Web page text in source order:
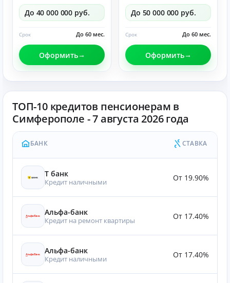
До 40 000 000 руб.
До 60 мес.
Срок
Оформить
До 50 000 000 руб.
До 60 мес.
Срок
Оформить
ТОП-10 кредитов пенсионерам в
Симферополе - 7 августа 2026 года
БАНК СТАВКА
Т банк
Кредит наличными От 19.90%
Альфа-банк
Кредит на ремонт квартиры От 17.40%
Альфа-банк
Кредит наличными От 17.40%